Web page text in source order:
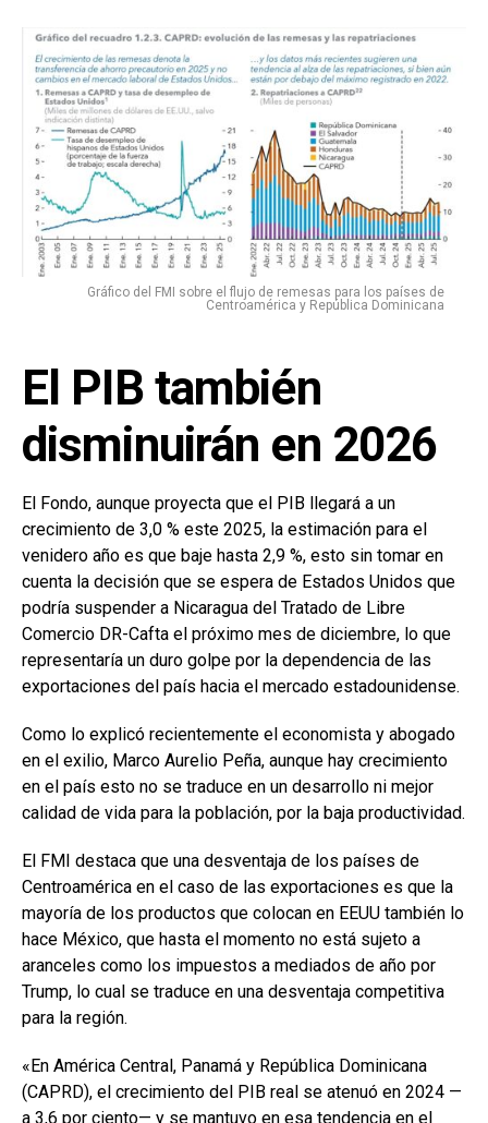
Gráfico del FMI sobre el flujo de remesas para los países de
Centroamérica y República Dominicana
El PIB también
disminuirán en 2026
El Fondo, aunque proyecta que el PIB llegará a un
crecimiento de 3,0 % este 2025, la estimación para el
venidero año es que baje hasta 2,9 %, esto sin tomar en
cuenta la decisión que se espera de Estados Unidos que
podría suspender a Nicaragua del Tratado de Libre
Comercio DR-Cafta el próximo mes de diciembre, lo que
representaría un duro golpe por la dependencia de las
exportaciones del país hacia el mercado estadounidense.
Como lo explicó recientemente el economista y abogado
en el exilio, Marco Aurelio Peña, aunque hay crecimiento
en el país esto no se traduce en un desarrollo ni mejor
calidad de vida para la población, por la baja productividad.
El FMI destaca que una desventaja de los países de
Centroamérica en el caso de las exportaciones es que la
mayoría de los productos que colocan en EEUU también lo
hace México, que hasta el momento no está sujeto a
aranceles como los impuestos a mediados de año por
Trump, lo cual se traduce en una desventaja competitiva
para la región.
«En América Central, Panamá y República Dominicana
(CAPRD), el crecimiento del PIB real se atenuó en 2024 —
a 3,6 por ciento— y se mantuvo en esa tendencia en el